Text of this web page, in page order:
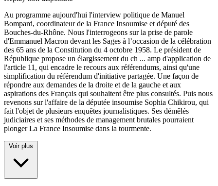
Au programme aujourd'hui l'interview politique de Manuel
Bompard, coordinateur de la France Insoumise et député des
Bouches-du-Rhône. Nous l'interrogeons sur la prise de parole
d'Emmanuel Macron devant les Sages à l’occasion de la célébration
des 65 ans de la Constitution du 4 octobre 1958. Le président de
République propose un élargissement du ch ... amp d'application de
l'article 11, qui encadre le recours aux référendums, ainsi qu'une
simplification du référendum d'initiative partagée. Une façon de
répondre aux demandes de la droite et de la gauche et aux
aspirations des Français qui souhaitent être plus consultés. Puis nous
revenons sur l'affaire de la députée insoumise Sophia Chikirou, qui
fait l'objet de plusieurs enquêtes journalistiques. Ses démêlés
judiciaires et ses méthodes de management brutales pourraient
plonger La France Insoumise dans la tourmente.
Voir plus